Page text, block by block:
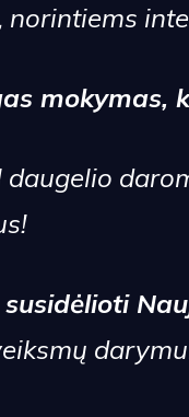
norintiems
mokymas,
daugelio